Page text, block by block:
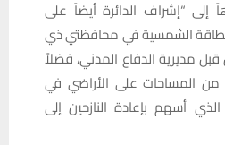
إلى “إشراف الدائرة أيضاً على
الشمسية في محافظتي ذي
مديرية الدفاع المدني، فضلاً
من المساحات على الأراضي في
الذي أسهم بإعادة النازحين إلى